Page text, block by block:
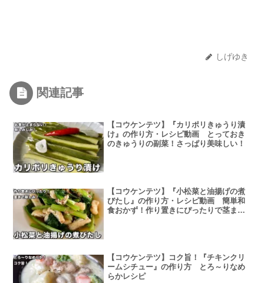
しげゆき
関連記事
【コウケンテツ】『カリポリきゅうり漬
け』の作り方・レシピ動画 とっておき
のきゅうりの副菜！さっぱり美味しい！
【コウケンテツ】『小松菜と油揚げの煮
びたし』の作り方・レシピ動画 簡単和
食おかず！作り置きにぴったりで茎まで
【コウケンテツ】コク旨！『チキンクリ
ームシチュー』の作り方 とろ～りなめ
らかレシピ